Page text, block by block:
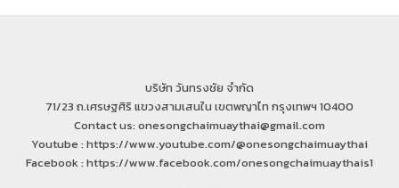
บริษัท วันทรงชัย จำกัด
71/23 ถ.เศรษฐศิริ แขวงสามเสนใน เขตพญาไท กรุงเทพฯ 10400
Contact us: onesongchaimuaythai@gmail.com
Youtube : https://www.youtube.com/@onesongchaimuaythai
Facebook : https://www.facebook.com/onesongchaimuaythais1